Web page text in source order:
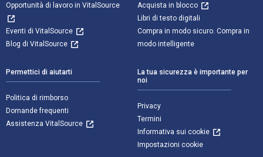
Opportunità di lavoro in VitalSource
Eventi di VitalSource
Blog di VitalSource
Acquista in blocco
Libri di testo digitali
Compra in modo sicuro. Compra in
modo intelligente
Permettici di aiutarti
Politica di rimborso
Domande frequenti
Assistenza VitalSource
La tua sicurezza è importante per
noi
Privacy
Termini
Informativa sui cookie
Impostazioni cookie